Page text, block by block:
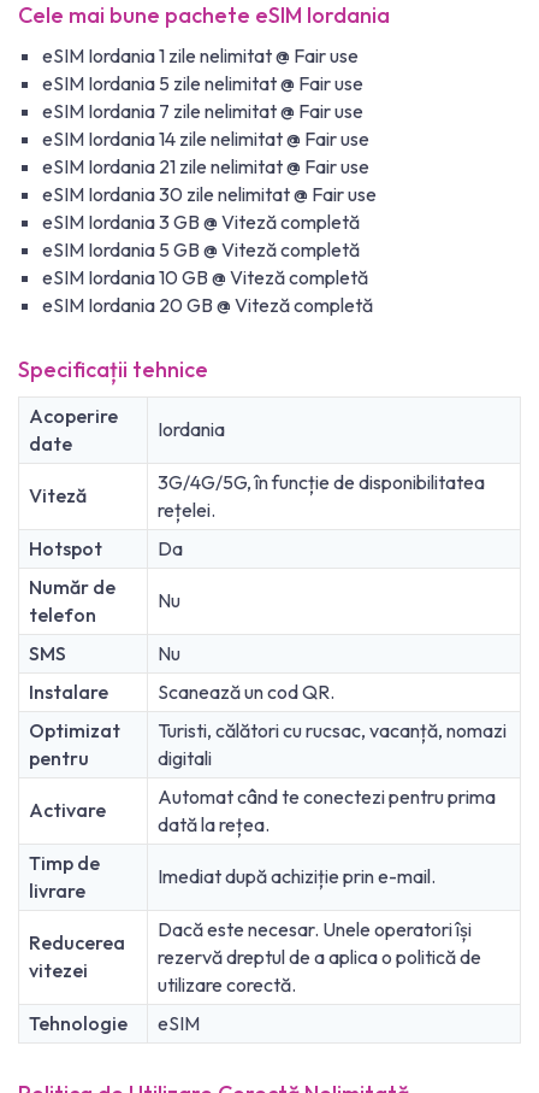
Cele mai bune pachete eSIM Iordania
eSIM Iordania 1 zile nelimitat @ Fair use
eSIM Iordania 5 zile nelimitat @ Fair use
eSIM Iordania 7 zile nelimitat @ Fair use
eSIM Iordania 14 zile nelimitat @ Fair use
eSIM Iordania 21 zile nelimitat @ Fair use
eSIM Iordania 30 zile nelimitat @ Fair use
eSIM Iordania 3 GB @ Viteză completă
eSIM Iordania 5 GB @ Viteză completă
eSIM Iordania 10 GB @ Viteză completă
eSIM Iordania 20 GB @ Viteză completă
Specificații tehnice
Acoperire
date
Iordania
Viteză
3G/4G/5G, în funcție de disponibilitatea
rețelei.
Hotspot
Da
Număr de
telefon
Nu
SMS
Nu
Instalare
Scanează un cod QR.
Optimizat
pentru
Turisti, călători cu rucsac, vacanță, nomazi
digitali
Activare
Automat când te conectezi pentru prima
dată la rețea.
Timp de
livrare
Imediat după achiziție prin e-mail.
Reducerea
vitezei
Dacă este necesar. Unele operatori își
rezervă dreptul de a aplica o politică de
utilizare corectă.
Tehnologie
eSIM